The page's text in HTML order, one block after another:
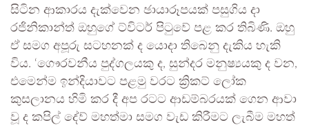
සිටින ආකාරය දැක්වෙන ඡායාරූපයක් පසුගිය දා
රජිනිකාන්ත් ඔහුගේ ට්විටර් පිටුවේ පළ කර තිබිණි. ඔහු
ඒ සමග අපූරු සටහනක් ද යොදා තිබෙනු දැකිය හැකි
විය. ‘ගෞරවනීය පුද්ගලයකු ද, සුන්දර මනුෂ්‍යයකු ද වන,
එමෙන්ම ඉන්දියාවට පළමු වරට ක්‍රිකට් ලෝක
කුසලානය හිමි කර දී අප රටට ආඩම්බරයක් ගෙන ආවා
වූ ද කපිල් දේව් මහත්මා සමග වැඩ කිරීමට ලැබීම මහත්